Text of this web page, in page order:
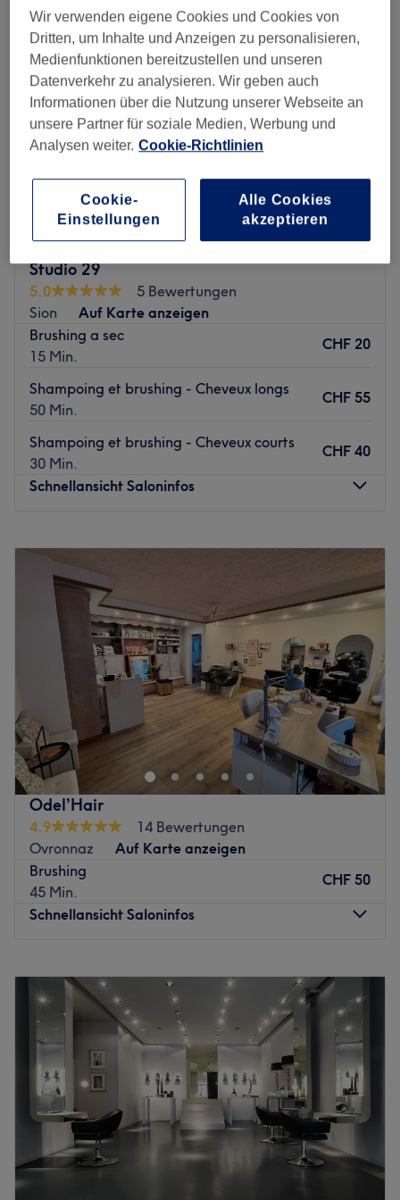
Studio 29
5.0
5 Bewertungen
Sion
Auf Karte anzeigen
Brushing a sec
15 Min.
CHF 20
Shampoing et brushing - Cheveux longs
50 Min.
CHF 55
Shampoing et brushing - Cheveux courts
30 Min.
CHF 40
Schnellansicht Saloninfos
Mittwoch
Donnerstag
09:00–18:00
Freitag
09:00–18:30
Samstag
08:00– 14:00
Sonntag
Geschlossen
Zurück zur Salonansicht
Odel’Hair
4.9
14 Bewertungen
Ovronnaz
Auf Karte anzeigen
Brushing
45 Min.
CHF 50
Schnellansicht Saloninfos
Dienstag
09:00–18:00
Mittwoch
09:00–
18:00
Donnerstag
09:00
18:00
Freitag
09:00–
18:00
Samstag
09:00–
14:00
Sonntag
Geschlossen
Bienvenue chez Odel’Hair, un salon emblématique de
Veysonnaz qui entame aujourd’hui une nouvelle histoire.
Wir verwenden eigene Cookies und Cookies von
Dritten, um Inhalte und Anzeigen zu personalisieren,
Medienfunktionen bereitzustellen und unseren
Datenverkehr zu analysieren. Wir geben auch
Informationen über die Nutzung unserer Webseite an
unsere Partner für soziale Medien, Werbung und
Analysen weiter. Cookie-Richtlinien
Alle Cookies
akzeptieren
Cookie-
Einstellungen